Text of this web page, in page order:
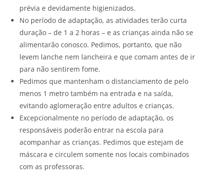
prévia e devidamente higienizados.
No período de adaptação, as atividades terão curta
duração – de 1 a 2 horas – e as crianças ainda não se
alimentarão conosco. Pedimos, portanto, que não
levem lanche nem lancheira e que comam antes de ir
para não sentirem fome.
Pedimos que mantenham o distanciamento de pelo
menos 1 metro também na entrada e na saída,
evitando aglomeração entre adultos e crianças.
Excepcionalmente no período de adaptação, os
responsáveis poderão entrar na escola para
acompanhar as crianças. Pedimos que estejam de
máscara e circulem somente nos locais combinados
com as professoras.